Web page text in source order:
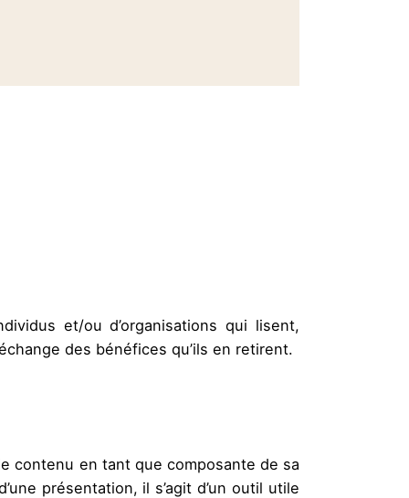
et/ou d’organisations qui lisent,
des bénéfices qu’ils en retirent.
contenu en tant que composante de sa
présentation, il s’agit d’un outil utile